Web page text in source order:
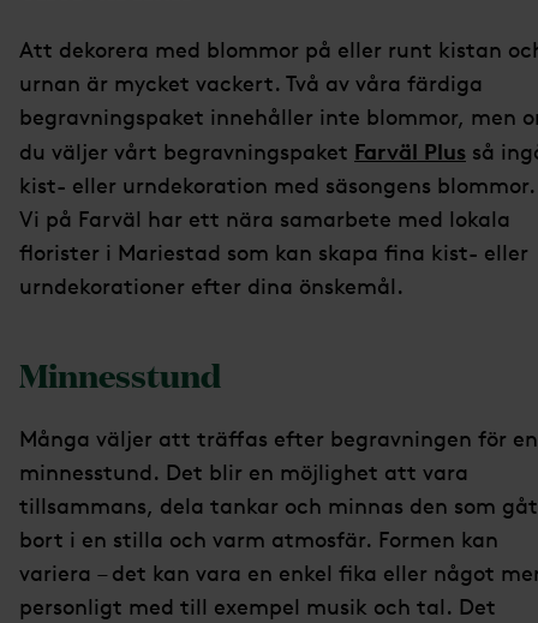
Att dekorera med blommor på eller runt kistan
urnan är mycket vackert. Två av våra färdiga
begravningspaket innehåller inte blommor, men
du väljer vårt begravningspaket Farväl Plus så
kist- eller urndekoration med säsongens blommor.
Vi på Farväl har ett nära samarbete med lokala
florister i Mariestad som kan skapa fina kist- eller
urndekorationer efter dina önskemål.
Minnesstund
Många väljer att träffas efter begravningen för en
minnesstund. Det blir en möjlighet att vara
tillsammans, dela tankar och minnas den som
bort i en stilla och varm atmosfär. Formen kan
variera – det kan vara en enkel fika eller något
personligt med till exempel musik och tal. Det